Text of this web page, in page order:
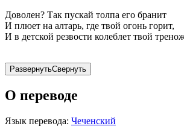
Доволен? Так пускай толпа его бранит
И плюет на алтарь, где твой огонь горит,
И в детской резвости колеблет твой
РазвернутьСвернуть
О переводе
Язык перевода: Чеченский